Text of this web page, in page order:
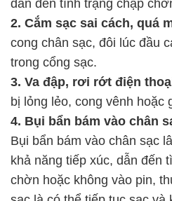
dẫn đến tình trạng chập
2. Cắm sạc sai cách, quá
cong chân sạc, đôi lúc đầu
trong cổng sạc.
3. Va đập, rơi rớt điện
bị lỏng lẻo, cong vênh hoặc
4. Bụi bẩn bám vào chân
Bụi bẩn bám vào chân sạc
khả năng tiếp xúc, dẫn đến
chờn hoặc không vào pin,